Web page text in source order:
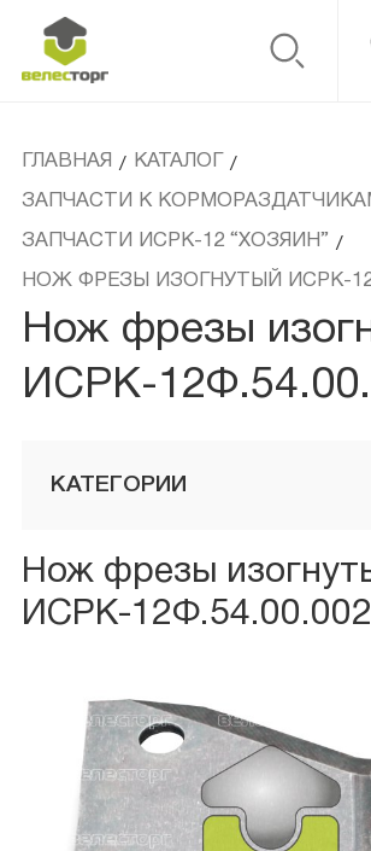
ГЛАВНАЯ / КАТАЛОГ
/
ЗАПЧАСТИ К
ЗАПЧАСТИ ИСРК-12 “ХОЗЯИН” /
НОЖ ФРЕЗЫ ИЗОГНУТЫЙ ИСРК-
Нож фрезы
ИСРК-
КАТЕГОРИИ
Нож фрезы
ИСРК-12Ф.54.00.002